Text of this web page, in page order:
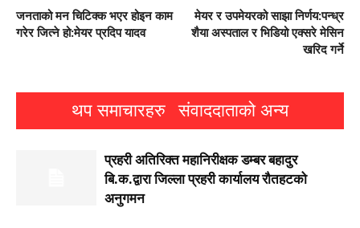
जनताको मन चिटिक्क भएर होइन काम
गरेर जित्ने हो:मेयर प्रदिप यादव
मेयर र उपमेयरको साझा निर्णय:पन्ध्र
शैया अस्पताल र भिडियो एक्सरे मेसिन
खरिद गर्ने
थप समाचारहरु संवाददाताको अन्य
प्रहरी अतिरिक्त महानिरीक्षक डम्बर बहादुर
बि.क.द्वारा जिल्ला प्रहरी कार्यालय रौतहटको
अनुगमन